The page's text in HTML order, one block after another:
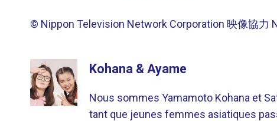
© Nippon Television Network Corporation 映像協力
Kohana & Ayame
Nous sommes Yamamoto Kohana et
tant que jeunes femmes asiatiques